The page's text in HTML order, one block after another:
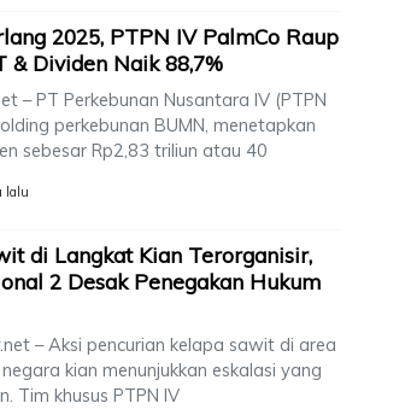
2025, PTPN IV PalmCo Raup
& Dividen Naik 88,7%
– PT Perkebunan Nusantara IV (PTPN
perkebunan BUMN, menetapkan
sebesar Rp2,83 triliun atau 40
lalu
di Langkat Kian Terorganisir,
2 Desak Penegakan Hukum
– Aksi pencurian kelapa sawit di area
kian menunjukkan eskalasi yang
Tim khusus PTPN IV